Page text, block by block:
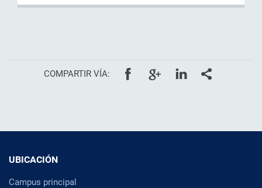
COMPARTIR VÍA:
UBICACIÓN
Campus principal